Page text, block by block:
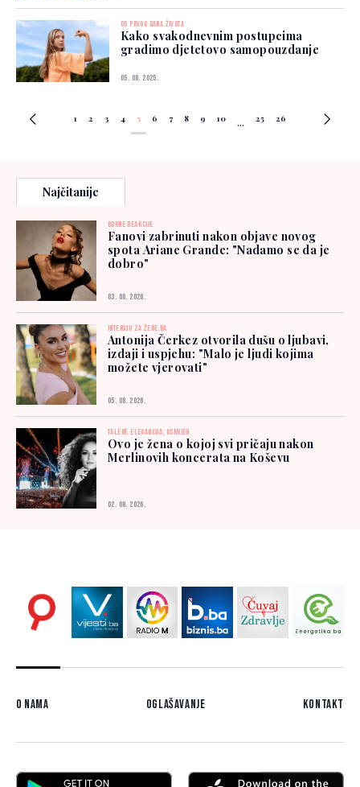
OD PRVOG DANA ŽIVOTA
Kako svakodnevnim postupcima
gradimo djetetovo samopouzdanje
05. 08. 2025.
1 2 3 4 5 6 7 8 9 10 ... 25 26
Najčitanije
BURNE REAKCIJE
Fanovi zabrinuti nakon objave novog
spota Ariane Grande: "Nadamo se da je
dobro"
03. 08. 2026.
INTERVJU ZA ŽENE.BA
Antonija Čerkez otvorila dušu o ljubavi,
izdaji i uspjehu: "Malo je ljudi kojima
možete vjerovati"
05. 08. 2026.
TALENT, ELEGANCIJA, OSMIJEH
Ovo je žena o kojoj svi pričaju nakon
Merlinovih koncerata na Koševu
02. 08. 2026.
O nama Oglašavanje Kontakt